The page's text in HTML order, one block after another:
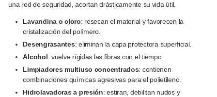
una red de seguridad, acortan drásticamente su vida útil.
Lavandina o cloro: resecan el material y favorecen la
cristalización del polímero.
Desengrasantes: eliminan la capa protectora superficial.
Alcohol: vuelve rígidas las fibras con el tiempo.
Limpiadores multiuso concentrados: contienen
combinaciones químicas agresivas para el polietileno.
Hidrolavadoras a presión: estiran, debilitan nudos y